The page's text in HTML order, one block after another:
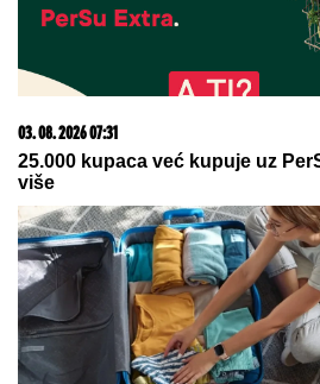
"Visoka sam 201 CM,
po minutu da ovo uradim,sve
nema veze sa intimnim
kancelarijski posao, odabrala
su vrh ledenog brega